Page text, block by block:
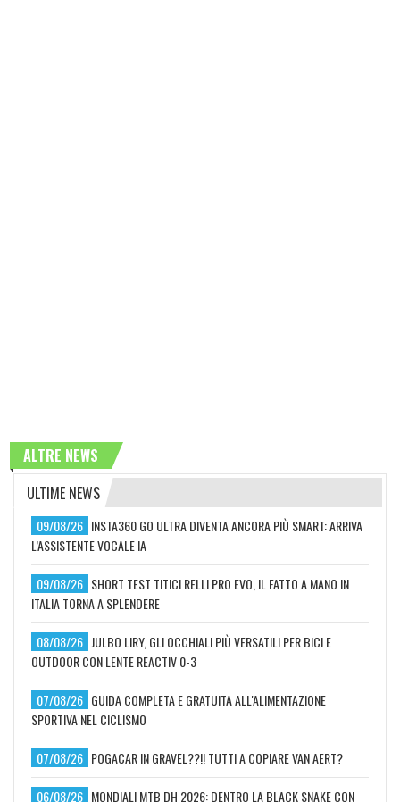
ALTRE NEWS
ULTIME NEWS
09/08/26 INSTA360 GO ULTRA DIVENTA ANCORA PIÙ SMART: ARRIVA
L’ASSISTENTE VOCALE IA
09/08/26 SHORT TEST TITICI RELLI PRO EVO, IL FATTO A MANO IN
ITALIA TORNA A SPLENDERE
08/08/26 JULBO LIRY, GLI OCCHIALI PIÙ VERSATILI PER BICI E
OUTDOOR CON LENTE REACTIV 0-3
07/08/26 GUIDA COMPLETA E GRATUITA ALL'ALIMENTAZIONE
SPORTIVA NEL CICLISMO
07/08/26 POGACAR IN GRAVEL??!! TUTTI A COPIARE VAN AERT?
06/08/26 MONDIALI MTB DH 2026: DENTRO LA BLACK SNAKE CON